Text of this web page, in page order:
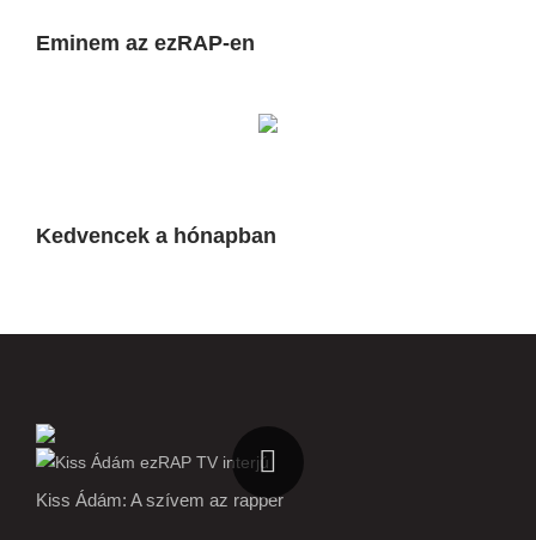
Eminem az ezRAP-en
Kedvencek a hónapban
Kiss Ádám: A szívem az rapper